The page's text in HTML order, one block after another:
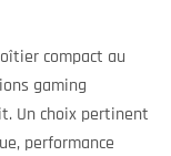
compact au
gaming
Un choix pertinent
performance